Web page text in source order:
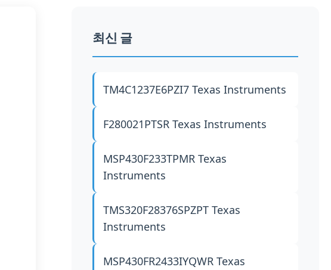
최신 글
TM4C1237E6PZI7Texas Instruments
F280021PTSRTexas Instruments
MSP430F233TPMRTexas
Instruments
TMS320F28376SPZPTTexas
Instruments
MSP430FR2433IYQWRTexas